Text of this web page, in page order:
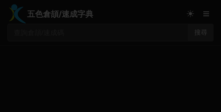
五色倉頡/速成字典
搜尋
☀ ≡